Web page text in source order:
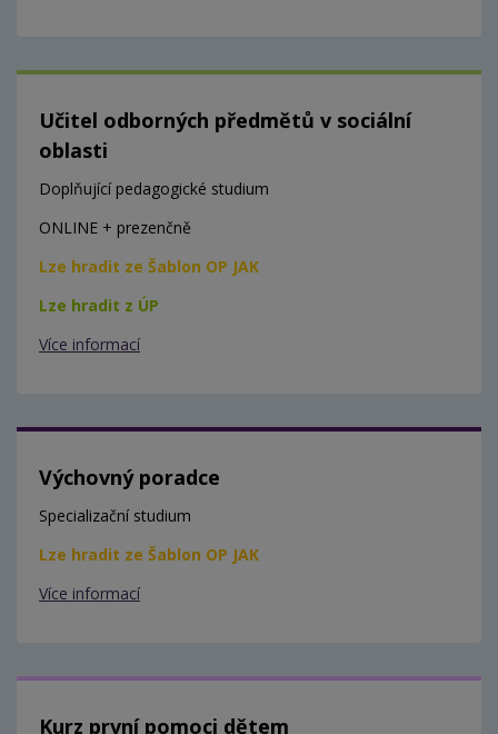
Učitel odborných předmětů v sociální
oblasti
Doplňující pedagogické studium
ONLINE + prezenčně
Lze hradit ze Šablon OP JAK
Lze hradit z ÚP
Více informací
Výchovný poradce
Specializační studium
Lze hradit ze Šablon OP JAK
Více informací
Kurz první pomoci dětem